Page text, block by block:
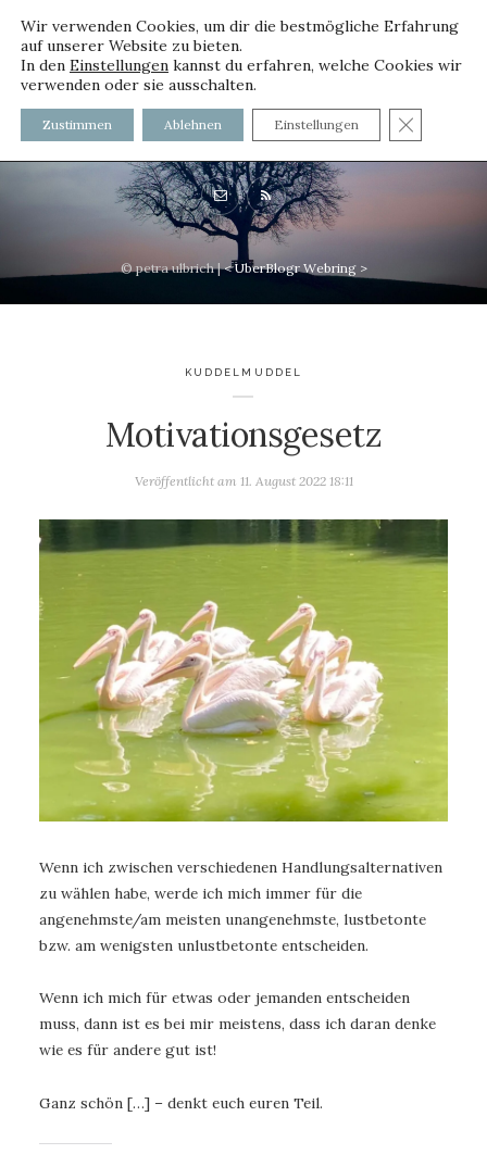
voller worte - mit und ohne
Innenfutter
© petra ulbrich |< UberBlogr Webring >
KUDDELMUDDEL
Motivationsgesetz
Veröffentlicht am 11. August 2022 18:11
Wenn ich zwischen verschiedenen Handlungsalternativen
zu wählen habe, werde ich mich immer für die
angenehmste/am meisten unangenehmste, lustbetonte
bzw. am wenigsten unlustbetonte entscheiden.
Wenn ich mich für etwas oder jemanden entscheiden
muss, dann ist es bei mir meistens, dass ich daran denke
wie es für andere gut ist!
Ganz schön […] – denkt euch euren Teil.
Wir verwenden Cookies, um dir die bestmögliche Erfahrung
auf unserer Website zu bieten.
In den Einstellungen kannst du erfahren, welche Cookies wir
verwenden oder sie ausschalten.
Zustimmen Ablehnen Einstellungen GDPR